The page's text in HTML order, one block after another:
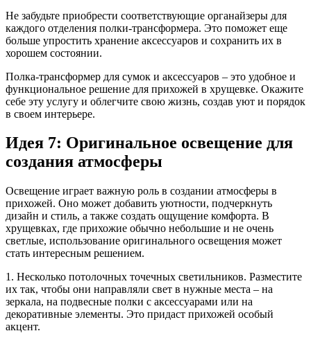
Не забудьте приобрести соответствующие органайзеры для
каждого отделения полки-трансформера. Это поможет еще
больше упростить хранение аксессуаров и сохранить их в
хорошем состоянии.
Полка-трансформер для сумок и аксессуаров – это удобное и
функциональное решение для прихожей в хрущевке. Окажите
себе эту услугу и облегчите свою жизнь, создав уют и порядок
в своем интерьере.
Идея 7: Оригинальное освещение для
создания атмосферы
Освещение играет важную роль в создании атмосферы в
прихожей. Оно может добавить уютности, подчеркнуть
дизайн и стиль, а также создать ощущение комфорта. В
хрущевках, где прихожие обычно небольшие и не очень
светлые, использование оригинального освещения может
стать интересным решением.
1. Несколько потолочных точечных светильников. Разместите
их так, чтобы они направляли свет в нужные места – на
зеркала, на подвесные полки с аксессуарами или на
декоративные элементы. Это придаст прихожей особый
акцент.